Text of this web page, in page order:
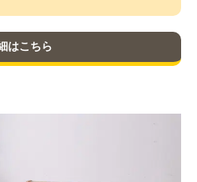
はこちら